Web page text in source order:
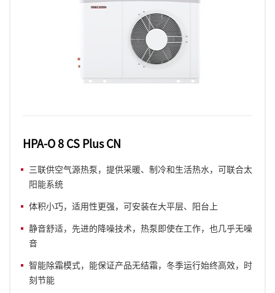
HPA-O 8 CS Plus CN
三联供空气源热泵，提供采暖、制冷和生活热水，可联合太
阳能系统
体积小巧，适用性更强，可安装在大平层、阳台上
静音舒适，先进的降噪技术，热泵即使在工作，也几乎无噪
音
智能除霜模式，能保证产品无结霜，冬季运行始终高效，时
刻节能